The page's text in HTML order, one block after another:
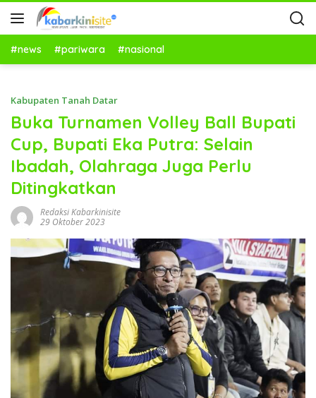
#news #pariwara #nasional
Kabupaten Tanah Datar
Buka Turnamen Volley Ball Bupati
Cup, Bupati Eka Putra: Selain
Ibadah, Olahraga Juga Perlu
Ditingkatkan
Redaksi Kabarkinisite
29 Oktober 2023